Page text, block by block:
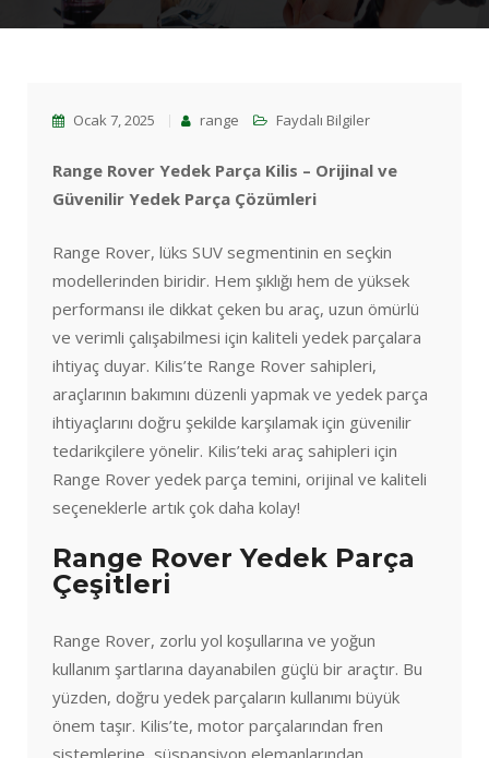
Ocak 7, 2025 range Faydalı Bilgiler
Range Rover Yedek Parça Kilis – Orijinal ve
Güvenilir Yedek Parça Çözümleri
Range Rover, lüks SUV segmentinin en seçkin
modellerinden biridir. Hem şıklığı hem de yüksek
performansı ile dikkat çeken bu araç, uzun ömürlü
ve verimli çalışabilmesi için kaliteli yedek parçalara
ihtiyaç duyar. Kilis’te Range Rover sahipleri,
araçlarının bakımını düzenli yapmak ve yedek parça
ihtiyaçlarını doğru şekilde karşılamak için güvenilir
tedarikçilere yönelir. Kilis’teki araç sahipleri için
Range Rover yedek parça temini, orijinal ve kaliteli
seçeneklerle artık çok daha kolay!
Range Rover Yedek Parça
Çeşitleri
Range Rover, zorlu yol koşullarına ve yoğun
kullanım şartlarına dayanabilen güçlü bir araçtır. Bu
yüzden, doğru yedek parçaların kullanımı büyük
önem taşır. Kilis’te, motor parçalarından fren